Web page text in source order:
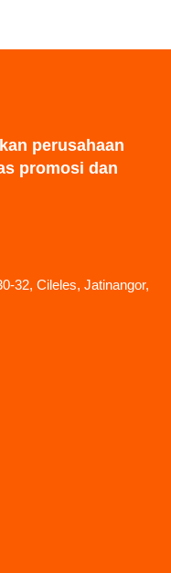
perusahaan
promosi dan
32, Cileles, Jatinangor,